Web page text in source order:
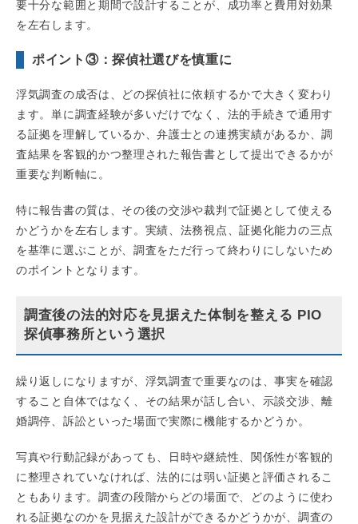
要十分な範囲と期間で設計することが、成功率と費用対効果
を左右します。
ポイント③：探偵社選びを慎重に
浮気調査の成否は、どの探偵社に依頼するかで大きく変わり
ます。単に調査経験が多いだけでなく、法的手続きで通用す
る証拠を理解しているか、弁護士との連携実績があるか、調
査結果を客観的かつ整理された報告書として提出できるかが
重要な判断軸に。
特に報告書の質は、その後の交渉や裁判で証拠として使える
かどうかを左右します。実績、法務視点、証拠化能力の三点
を基準に選ぶことが、調査をただ行って終わりにしないため
のポイントとなります。
調査後の法的対応を見据えた体制を整える PIO
探偵事務所という選択
繰り返しになりますが、浮気調査で重要なのは、事実を確認
すること自体ではなく、その結果が話し合い、示談交渉、離
婚調停、訴訟といった場面で実際に機能するかどうか。
写真や行動記録があっても、日時や継続性、関係性が客観的
に整理されていなければ、法的には弱い証拠と評価されるこ
ともあります。調査の段階からどの場面で、どのように使わ
れる証拠なのかを見据えた設計ができるかどうかが、調査の